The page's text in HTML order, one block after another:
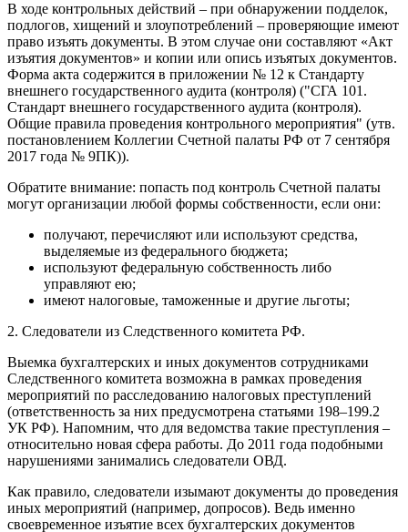
В ходе контрольных действий – при обнаружении подделок,
подлогов, хищений и злоупотреблений – проверяющие имеют
право изъять документы. В этом случае они составляют «Акт
изъятия документов» и копии или опись изъятых документов.
Форма акта содержится в приложении № 12 к Стандарту
внешнего государственного аудита (контроля) ("СГА 101.
Стандарт внешнего государственного аудита (контроля).
Общие правила проведения контрольного мероприятия" (утв.
постановлением Коллегии Счетной палаты РФ от 7 сентября
2017 года № 9ПК)).
Обратите внимание: попасть под контроль Счетной палаты
могут организации любой формы собственности, если они:
получают, перечисляют или используют средства,
выделяемые из федерального бюджета;
используют федеральную собственность либо
управляют ею;
имеют налоговые, таможенные и другие льготы;
2. Следователи из Следственного комитета РФ.
Выемка бухгалтерских и иных документов сотрудниками
Следственного комитета возможна в рамках проведения
мероприятий по расследованию налоговых преступлений
(ответственность за них предусмотрена статьями 198–199.2
УК РФ). Напомним, что для ведомства такие преступления –
относительно новая сфера работы. До 2011 года подобными
нарушениями занимались следователи ОВД.
Как правило, следователи изымают документы до проведения
иных мероприятий (например, допросов). Ведь именно
своевременное изъятие всех бухгалтерских документов